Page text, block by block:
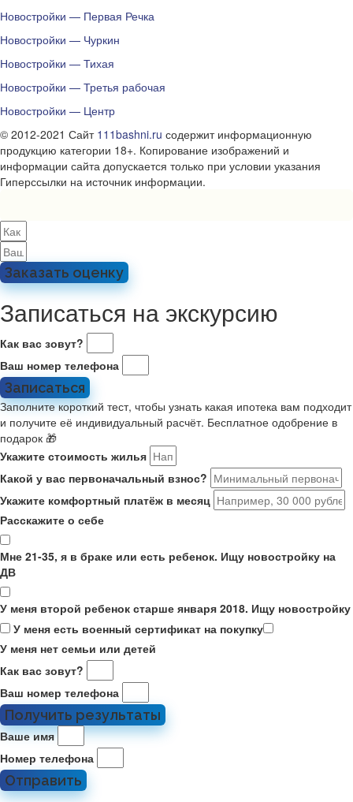
Новостройки — Первая Речка
Новостройки — Чуркин
Новостройки — Тихая
Новостройки — Третья рабочая
Новостройки — Центр
© 2012-2021 Сайт 111bashni.ru содержит информационную
продукцию категории 18+. Копирование изображений и
информации сайта допускается только при условии указания
Гиперссылки на источник информации.
Заказать оценку
Записаться на экскурсию
Как вас зовут?
Ваш номер телефона
Записаться
Заполните короткий тест, чтобы узнать какая ипотека вам подходит
и получите её индивидуальный расчёт. Бесплатное одобрение в
подарок 🎁
Укажите стоимость жилья
Какой у вас первоначальный взнос?
Укажите комфортный платёж в месяц
Расскажите о себе
Мне 21-35, я в браке или есть ребенок. Ищу новостройку на
ДВ
У меня второй ребенок старше января 2018. Ищу новостройку
У меня есть военный сертификат на покупку
У меня нет семьи или детей
Как вас зовут?
Ваш номер телефона
Получить результаты
Ваше имя
Номер телефона
Отправить